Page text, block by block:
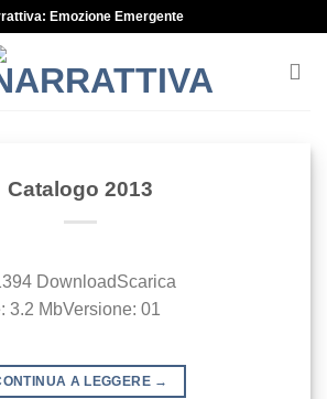
Emozione Emergente
Catalogo 2013
DownloadScarica
3.2 MbVersione: 01
A LEGGERE →